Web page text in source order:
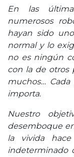
En las
numerosos
hayan sido
normal y lo
no es ningún
con la de otros
muchos…
importa.
Nuestro
desemboque
la vivida
indeterminado